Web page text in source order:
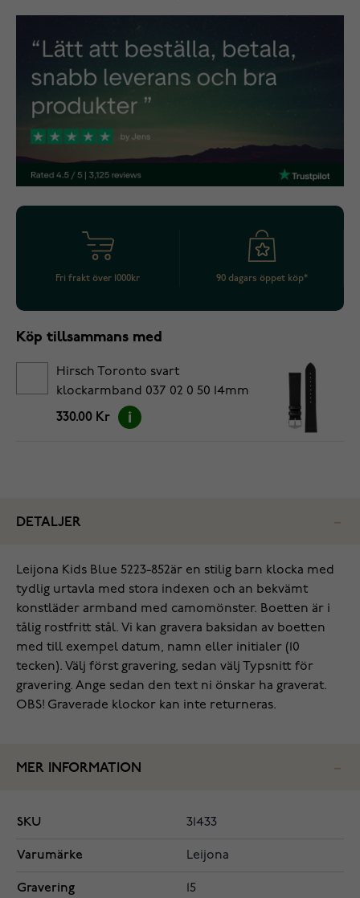
Fri frakt över 1000kr 90 dagars öppet köp*
Köp tillsammans med
Hirsch Toronto svart
klockarmband 037 02 0 50 14mm
330.00 Kr
DETALJER
Leijona Kids Blue 5223-852är en stilig barn klocka med
tydlig urtavla med stora indexen och an bekvämt
konstläder armband med camomönster. Boetten är i
tålig rostfritt stål. Vi kan gravera baksidan av boetten
med till exempel datum, namn eller initialer (10
tecken). Välj först gravering, sedan välj Typsnitt för
gravering. Ange sedan den text ni önskar ha graverat.
OBS! Graverade klockor kan inte returneras.
MER INFORMATION
SKU 31433
Varumärke Leijona
Gravering 15